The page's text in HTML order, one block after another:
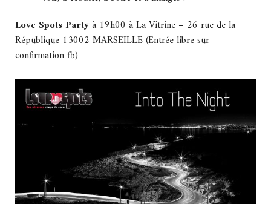
Love Spots Partyà 19h00 à La Vitrine – 26 rue de la
République 13002 MARSEILLE (Entrée libre sur
confirmation fb)